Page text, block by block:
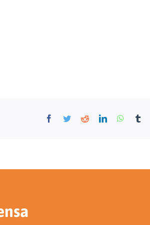
Facebook
TwitterRedditLinkedIn